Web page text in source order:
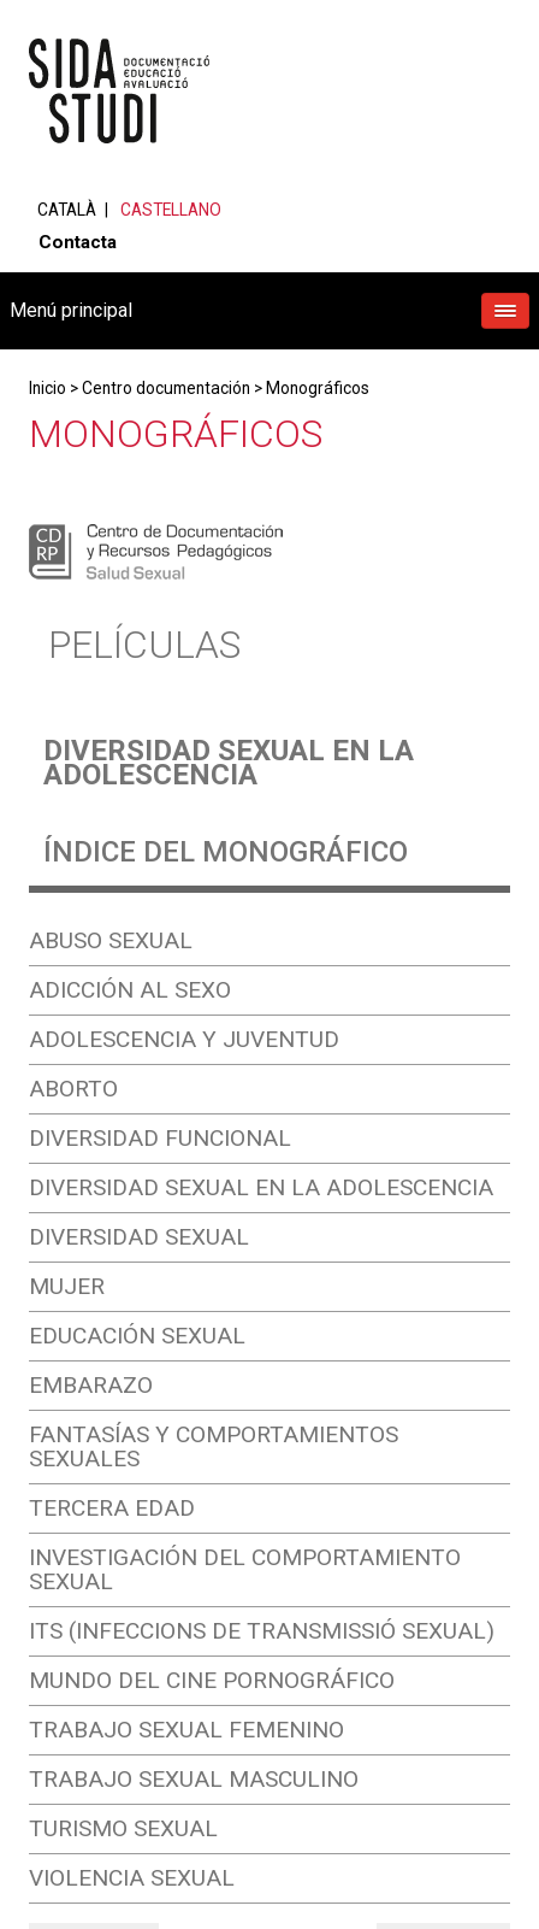
CATALÀ CASTELLANO
Contacta
Menú principal
Inicio >Centro documentación > Monográficos
MONOGRÁFICOS
PELÍCULAS
DIVERSIDAD SEXUAL EN LA
ADOLESCENCIA
ÍNDICE DEL MONOGRÁFICO
ABUSO SEXUAL
ADICCIÓN AL SEXO
ADOLESCENCIA Y JUVENTUD
ABORTO
DIVERSIDAD FUNCIONAL
DIVERSIDAD SEXUAL EN LA ADOLESCENCIA
DIVERSIDAD SEXUAL
MUJER
EDUCACIÓN SEXUAL
EMBARAZO
FANTASÍAS Y COMPORTAMIENTOS
SEXUALES
TERCERA EDAD
INVESTIGACIÓN DEL COMPORTAMIENTO
SEXUAL
ITS (INFECCIONS DE TRANSMISSIÓ SEXUAL)
MUNDO DEL CINE PORNOGRÁFICO
TRABAJO SEXUAL FEMENINO
TRABAJO SEXUAL MASCULINO
TURISMO SEXUAL
VIOLENCIA SEXUAL